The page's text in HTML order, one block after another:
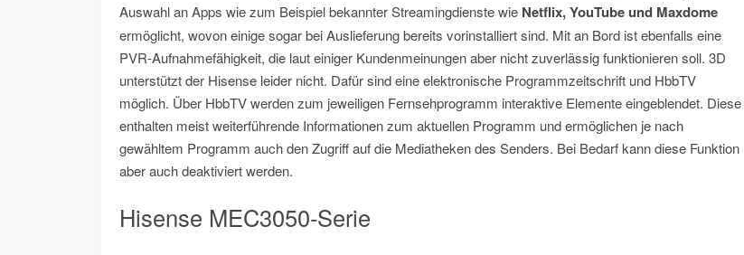
Auswahl an Apps wie zum Beispiel bekannter Streamingdienste wie Netflix, YouTube und Maxdome
ermöglicht, wovon einige sogar bei Auslieferung bereits vorinstalliert sind. Mit an Bord ist ebenfalls eine
PVR-Aufnahmefähigkeit, die laut einiger Kundenmeinungen aber nicht zuverlässig funktionieren soll. 3D
unterstützt der Hisense leider nicht. Dafür sind eine elektronische Programmzeitschrift und HbbTV
möglich. Über HbbTV werden zum jeweiligen Fernsehprogramm interaktive Elemente eingeblendet. Diese
enthalten meist weiterführende Informationen zum aktuellen Programm und ermöglichen je nach
gewähltem Programm auch den Zugriff auf die Mediatheken des Senders. Bei Bedarf kann diese Funktion
aber auch deaktiviert werden.
Hisense MEC3050-Serie